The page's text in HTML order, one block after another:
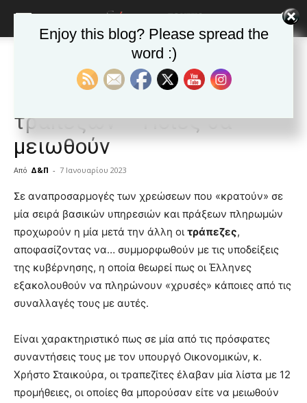
ΕΙΔΗΣΕΙΣ Ελλαδα
Καταργούνται χρεώσεις
τραπεζών – Ποιες θα
μειωθούν
Από Δ&Π - 7 Ιανουαρίου 2023
blonde
lesbians
very
hot
cam
show.desi
xxx
lyons
you
the
meaning
of
pain.
Σε αναπροσαρμογές των χρεώσεων που «κρατούν» σε
μία σειρά βασικών υπηρεσιών και πράξεων πληρωμών
προχωρούν η μία μετά την άλλη οι τράπεζες,
αποφασίζοντας να… συμμορφωθούν με τις υποδείξεις
της κυβέρνησης, η οποία θεωρεί πως οι Έλληνες
εξακολουθούν να πληρώνουν «χρυσές» κάποιες από τις
συναλλαγές τους με αυτές.
Είναι χαρακτηριστικό πως σε μία από τις πρόσφατες
συναντήσεις τους με τον υπουργό Οικονομικών, κ.
Χρήστο Σταικούρα, οι τραπεζίτες έλαβαν μία λίστα με 12
προμήθειες, οι οποίες θα μπορούσαν είτε να μειωθούν
Enjoy this blog? Please spread the
word :)